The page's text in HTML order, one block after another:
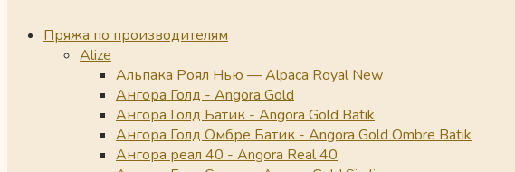
Пряжа по производителям
Alize
Альпака Роял Нью — Alpaca Royal New
Ангора Голд - Angora Gold
Ангора Голд Батик - Angora Gold Batik
Ангора Голд Омбре Батик - Angora Gold Ombre Batik
Ангора реал 40 - Angora Real 40